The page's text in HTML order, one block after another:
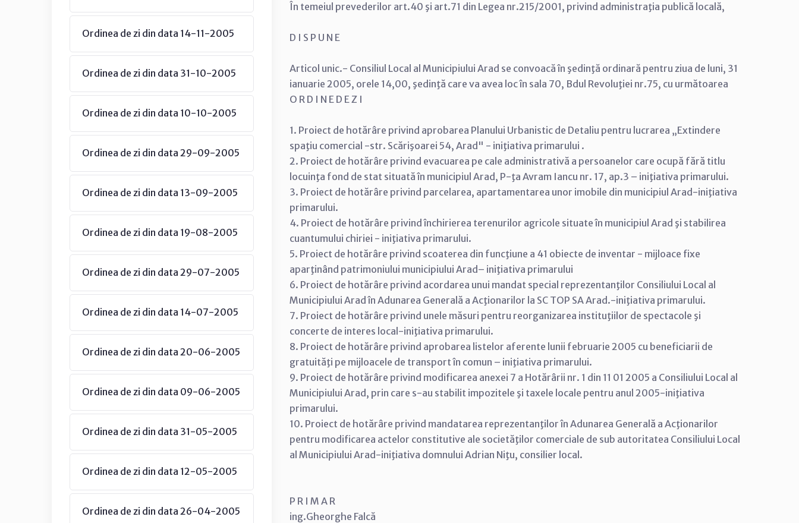
Ordinea de zi din data 14-11-2005
Ordinea de zi din data 31-10-2005
Ordinea de zi din data 10-10-2005
Ordinea de zi din data 29-09-2005
Ordinea de zi din data 13-09-2005
Ordinea de zi din data 19-08-2005
Ordinea de zi din data 29-07-2005
Ordinea de zi din data 14-07-2005
Ordinea de zi din data 20-06-2005
Ordinea de zi din data 09-06-2005
Ordinea de zi din data 31-05-2005
Ordinea de zi din data 12-05-2005
Ordinea de zi din data 26-04-2005
În temeiul prevederilor art.40 şi art.71 din Legea nr.215/2001, privind administraţia publică locală,
D I S P U N E
Articol unic.- Consiliul Local al Municipiului Arad se convoacă în şedinţă ordinară pentru ziua de luni, 31
ianuarie 2005, orele 14,00, şedinţă care va avea loc în sala 70, Bdul Revoluţiei nr.75, cu următoarea
O R D I N E D E Z I
1. Proiect de hotărâre privind aprobarea Planului Urbanistic de Detaliu pentru lucrarea „Extindere
spaţiu comercial -str. Scărişoarei 54, Arad" - iniţiativa primarului .
2. Proiect de hotărâre privind evacuarea pe cale administrativă a persoanelor care ocupă fără titlu
locuinţa fond de stat situată în municipiul Arad, P-ţa Avram Iancu nr. 17, ap.3 – iniţiativa primarului.
3. Proiect de hotărâre privind parcelarea, apartamentarea unor imobile din municipiul Arad-iniţiativa
primarului.
4. Proiect de hotărâre privind închirierea terenurilor agricole situate în municipiul Arad şi stabilirea
cuantumului chiriei - iniţiativa primarului.
5. Proiect de hotărâre privind scoaterea din funcţiune a 41 obiecte de inventar - mijloace fixe
aparţinând patrimoniului municipiului Arad– iniţiativa primarului
6. Proiect de hotărâre privind acordarea unui mandat special reprezentanţilor Consiliului Local al
Municipiului Arad în Adunarea Generală a Acţionarilor la SC TOP SA Arad.-iniţiativa primarului.
7. Proiect de hotărâre privind unele măsuri pentru reorganizarea instituţiilor de spectacole şi
concerte de interes local-iniţiativa primarului.
8. Proiect de hotărâre privind aprobarea listelor aferente lunii februarie 2005 cu beneficiarii de
gratuităţi pe mijloacele de transport în comun – iniţiativa primarului.
9. Proiect de hotărâre privind modificarea anexei 7 a Hotărârii nr. 1 din 11 01 2005 a Consiliului Local al
Municipiului Arad, prin care s-au stabilit impozitele şi taxele locale pentru anul 2005-iniţiativa
primarului.
10. Proiect de hotărâre privind mandatarea reprezentanţilor în Adunarea Generală a Acţionarilor
pentru modificarea actelor constitutive ale societăţilor comerciale de sub autoritatea Consiliului Local
al Municipiului Arad-iniţiativa domnului Adrian Niţu, consilier local.
P R I M A R
ing.Gheorghe Falcă